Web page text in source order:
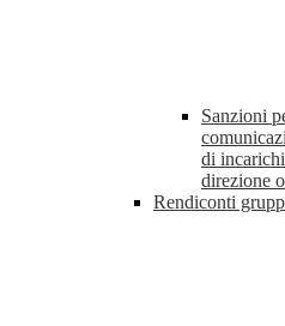
Sanzioni
di
direzione
Rendiconti